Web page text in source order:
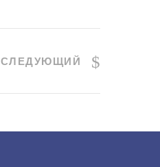
СЛЕДУЮЩИЙ